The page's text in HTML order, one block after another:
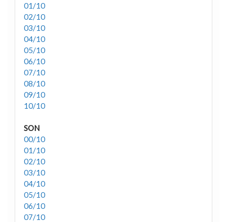
01/10
02/10
03/10
04/10
05/10
06/10
07/10
08/10
09/10
10/10
SON
00/10
01/10
02/10
03/10
04/10
05/10
06/10
07/10